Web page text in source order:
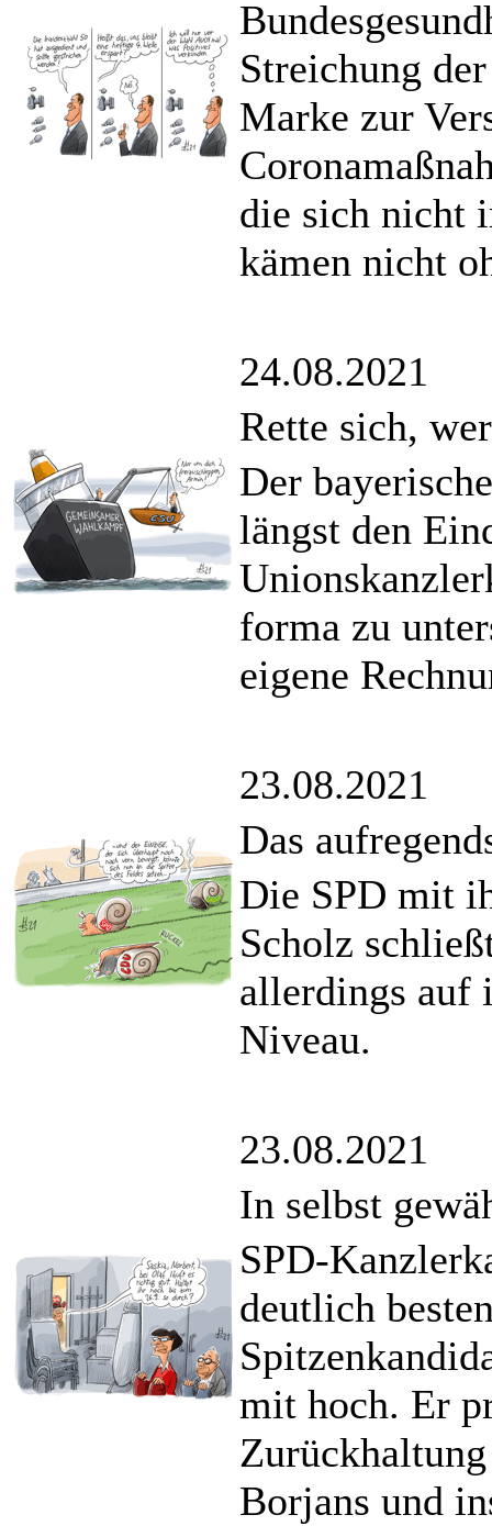
Streichung
Marke zur
die sich nicht
kämen nicht
24.08.2021
Rette sich,
Der
längst den
forma zu
eigene
23.08.2021
Das
Die SPD mit
Scholz
allerdings auf
Niveau.
23.08.2021
In selbst
SPD-
deutlich
mit hoch. Er
Borjans und